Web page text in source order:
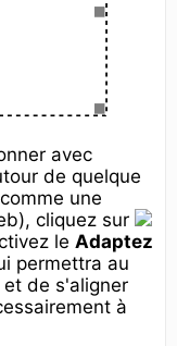
avec
de quelque
une
cliquez sur
le Adaptez
permettra au
de s'aligner
à